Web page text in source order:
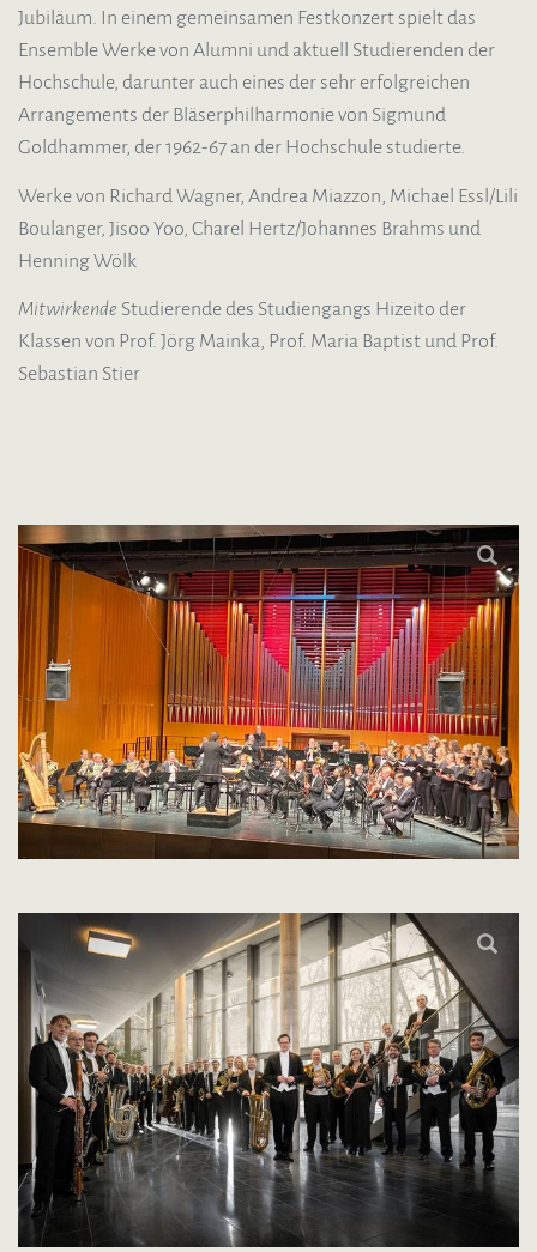
Jubiläum. In einem gemeinsamen Festkonzert spielt das
Ensemble Werke von Alumni und aktuell Studierenden der
Hochschule, darunter auch eines der sehr erfolgreichen
Arrangements der Bläserphilharmonie von Sigmund
Goldhammer, der 1962-67 an der Hochschule studierte.
Werke von Richard Wagner, Andrea Miazzon, Michael Essl/Lili
Boulanger, Jisoo Yoo, Charel Hertz/Johannes Brahms und
Henning Wölk
Mitwirkende Studierende des Studiengangs Hizeito der
Klassen von Prof. Jörg Mainka, Prof. Maria Baptist und Prof.
Sebastian Stier